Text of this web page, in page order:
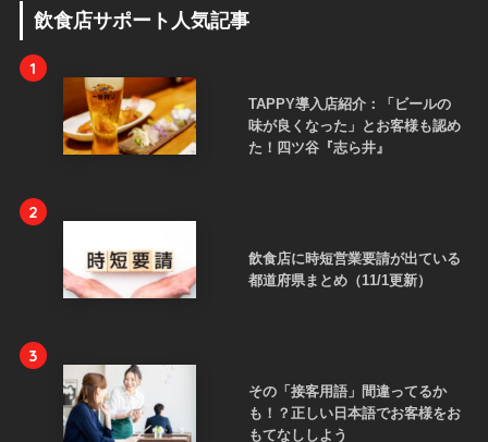
飲食店サポート人気記事
1
TAPPY導入店紹介：「ビールの
味が良くなった」とお客様も認め
た！四ツ谷『志ら井』
2
飲食店に時短営業要請が出ている
都道府県まとめ（11/1更新）
3
その「接客用語」間違ってるか
も！？正しい日本語でお客様をお
もてなししよう